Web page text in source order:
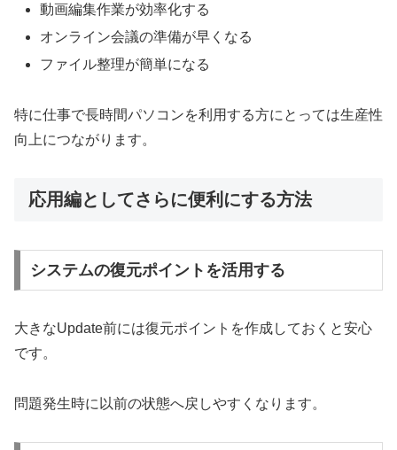
動画編集作業が効率化する
オンライン会議の準備が早くなる
ファイル整理が簡単になる
特に仕事で長時間パソコンを利用する方にとっては生産性
向上につながります。
応用編としてさらに便利にする方法
システムの復元ポイントを活用する
大きなUpdate前には復元ポイントを作成しておくと安心
です。
問題発生時に以前の状態へ戻しやすくなります。